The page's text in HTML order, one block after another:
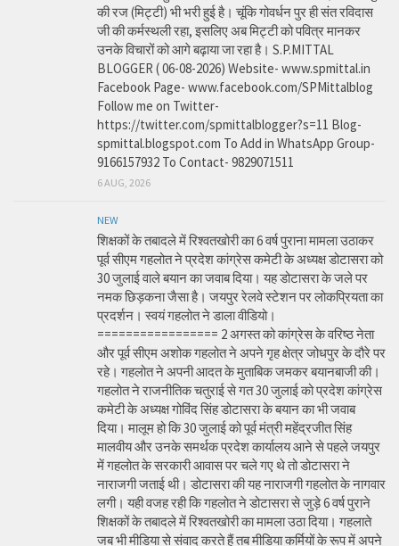
की रज (मिट्टी) भी भरी हुई है। चूंकि गोवर्धन पुर ही संत रविदास
जी की कर्मस्थली रहा, इसलिए अब मिट्टी को पवित्र मानकर
उनके विचारों को आगे बढ़ाया जा रहा है। S.P.MITTAL
BLOGGER ( 06-08-2026) Website- www.spmittal.in
Facebook Page- www.facebook.com/SPMittalblog
Follow me on Twitter-
https://twitter.com/spmittalblogger?s=11 Blog-
spmittal.blogspot.com To Add in WhatsApp Group-
9166157932 To Contact- 9829071511
6 AUG, 2026
NEW
शिक्षकों के तबादले में रिश्वतखोरी का 6 वर्ष पुराना मामला उठाकर
पूर्व सीएम गहलोत ने प्रदेश कांग्रेस कमेटी के अध्यक्ष डोटासरा को
30 जुलाई वाले बयान का जवाब दिया। यह डोटासरा के जले पर
नमक छिड़कना जैसा है। जयपुर रेलवे स्टेशन पर लोकप्रियता का
प्रदर्शन। स्वयं गहलोत ने डाला वीडियो।
================= 2 अगस्त को कांग्रेस के वरिष्ठ नेता
और पूर्व सीएम अशोक गहलोत ने अपने गृह क्षेत्र जोधपुर के दौरे पर
रहे। गहलोत ने अपनी आदत के मुताबिक जमकर बयानबाजी की।
गहलोत ने राजनीतिक चतुराई से गत 30 जुलाई को प्रदेश कांग्रेस
कमेटी के अध्यक्ष गोविंद सिंह डोटासरा के बयान का भी जवाब
दिया। मालूम हो कि 30 जुलाई को पूर्व मंत्री महेंद्रजीत सिंह
मालवीय और उनके समर्थक प्रदेश कार्यालय आने से पहले जयपुर
में गहलोत के सरकारी आवास पर चले गए थे तो डोटासरा ने
नाराजगी जताई थी। डोटासरा की यह नाराजगी गहलोत के नागवार
लगी। यही वजह रही कि गहलोत ने डोटासरा से जुड़े 6 वर्ष पुराने
शिक्षकों के तबादले में रिश्वतखोरी का मामला उठा दिया। गहलाते
जब भी मीडिया से संवाद करते हैं तब मीडिया कर्मियों के रूप में अपने